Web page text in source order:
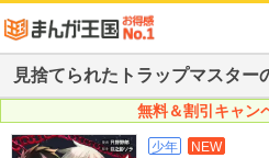
見捨てられたトラップマスター
無料＆割引キャン
少年 NEW